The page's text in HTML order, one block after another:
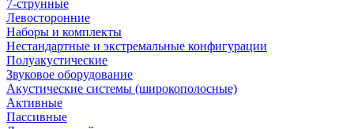
7-струнные
Левосторонние
Наборы и комплекты
Нестандартные и экстремальные конфигурации
Полуакустические
Звуковое оборудование
Акустические системы (широкополосные)
Активные
Пассивные